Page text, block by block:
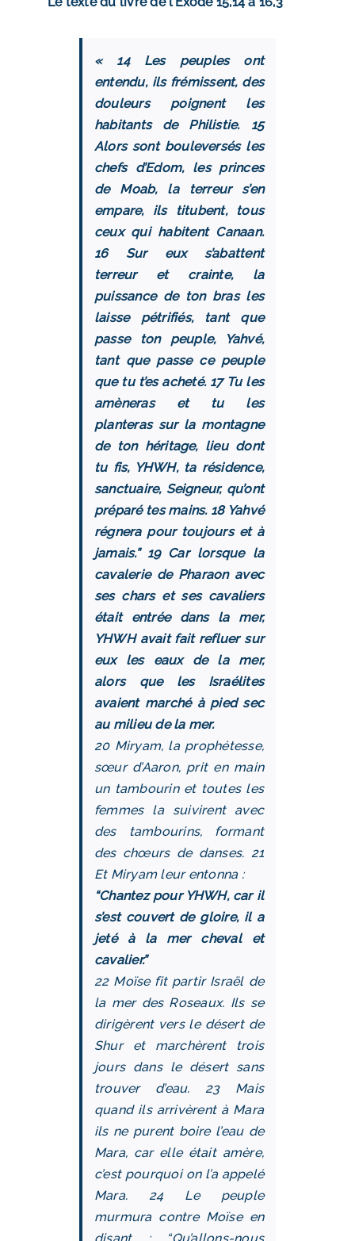
« 14 Les peuples ont
entendu, ils frémissent, des
douleurs poignent les
habitants de Philistie. 15
Alors sont bouleversés les
chefs d’Edom, les princes
de Moab, la terreur s’en
empare, ils titubent, tous
ceux qui habitent Canaan.
16 Sur eux s’abattent
terreur et crainte, la
puissance de ton bras les
laisse pétrifiés, tant que
passe ton peuple, Yahvé,
tant que passe ce peuple
que tu t’es acheté. 17 Tu les
amèneras et tu les
planteras sur la montagne
de ton héritage, lieu dont
tu fis, YHWH, ta résidence,
sanctuaire, Seigneur, qu’ont
préparé tes mains. 18 Yahvé
régnera pour toujours et à
jamais.” 19 Car lorsque la
cavalerie de Pharaon avec
ses chars et ses cavaliers
était entrée dans la mer,
YHWH avait fait refluer sur
eux les eaux de la mer,
alors que les Israélites
avaient marché à pied sec
au milieu de la mer.
20 Miryam, la prophétesse,
sœur d’Aaron, prit en main
un tambourin et toutes les
femmes la suivirent avec
des tambourins, formant
des chœurs de danses. 21
Et Miryam leur entonna :
“Chantez pour YHWH, car il
s’est couvert de gloire, il a
jeté à la mer cheval et
cavalier.”
22 Moïse fit partir Israël de
la mer des Roseaux. Ils se
dirigèrent vers le désert de
Shur et marchèrent trois
jours dans le désert sans
trouver d’eau. 23 Mais
quand ils arrivèrent à Mara
ils ne purent boire l’eau de
Mara, car elle était amère,
c’est pourquoi on l’a appelé
Mara. 24 Le peuple
murmura contre Moïse en
disant : “Qu’allons-nous